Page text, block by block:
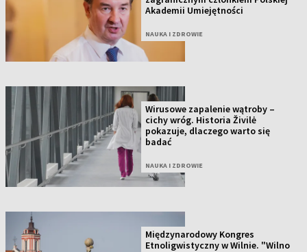
Akademii Umiejętności
NAUKA I ZDROWIE
Wirusowe zapalenie wątroby –
cichy wróg. Historia Živilė
pokazuje, dlaczego warto się
badać
NAUKA I ZDROWIE
Międzynarodowy Kongres
Etnoligwistyczny w Wilnie. "Wilno